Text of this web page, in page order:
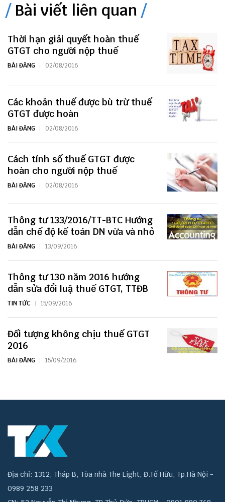
Bài viết liên quan
Thời hạn giải quyết hoàn thuế
GTGT cho người nộp thuế
BÀI ĐĂNG 02/08/2016
Các khoản thuế được bù trừ thuế
GTGT được hoàn
BÀI ĐĂNG 02/08/2016
Cách tính số thuế GTGT được
hoàn cho người nộp thuế
BÀI ĐĂNG 02/08/2016
Thông tư 133/2016/TT-BTC Hướng
dẫn chế độ kế toán DN vừa và nhỏ
BÀI ĐĂNG 13/09/2016
Thông tư 130 năm 2016 hướng
dẫn sửa đổi luậ thuế GTGT, TTĐB
TIN TỨC 15/09/2016
Đối tượng không chịu thuế GTGT
2016
BÀI ĐĂNG 15/09/2016
Địa chỉ: 1312, Tháp B, Tòa nhà The Light, Đ.Tố Hữu, Tp.Hà Nội -
0989 258 233